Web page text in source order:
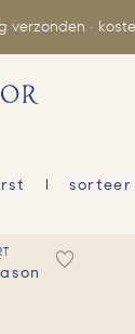
verzonden ·